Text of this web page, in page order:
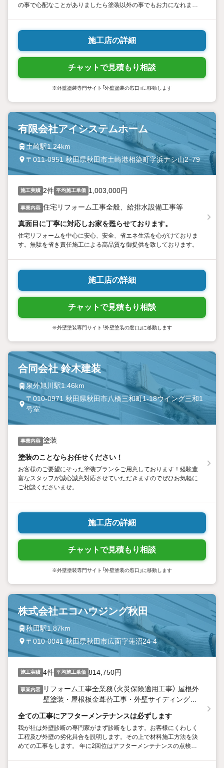
の事で心配なことがありましたら塗装以外の事でもお力になれま
施工店の詳細
チャットで見積もり相談
※外壁塗装専門サイト「外壁塗装の窓口」に移動します
有限会社アイシステムホーム
土崎駅1.24km
〒011-0951 秋田県秋田市土崎港相染町字浜ナシ山2ｰ79
施工実績 2件 平均施工単価 1,003,000円
事業内容 住宅リフォーム工事全般、給排水設備工事等
真面目に丁寧に対応しお家を甦らせております。
住宅リフォームを中心に安心、安全、省エネ生活を心がけておりま
す。無駄を省き責任施工による高品質な御提供を致しております。
施工店の詳細
チャットで見積もり相談
※外壁塗装専門サイト「外壁塗装の窓口」に移動します
合同会社 鈴木建装
泉外旭川駅1.46km
〒010-0971 秋田県秋田市八橋三和町1-18ウイング三和1
号室
事業内容 塗装
塗装のことならお任せください！
お客様のご要望にそった塗装プランをご用意しております！経験豊
富なスタッフが誠心誠意対応させていただきますのでぜひお気軽に
ご相談くださいませ。
施工店の詳細
チャットで見積もり相談
※外壁塗装専門サイト「外壁塗装の窓口」に移動します
株式会社エコハウジング秋田
秋田駅1.87km
〒010-0041 秋田県秋田市広面字蓮沼24-4
施工実績 4件 平均施工単価 814,750円
事業内容
リフォーム工事全業務（火災保険適用工事） 屋根外
壁塗装・屋根板金葺替工事・外壁サイディング工
工事
全ての工事にアフターメンテナンスは必ずします
我が社は外壁診断の専門家がまず診断をします。お客様にくわしく
工程及び外壁の劣化具合を説明します。その上で材料施工方法を決
めての工事をします。 年に2回位はアフターメンテナンスの点検を